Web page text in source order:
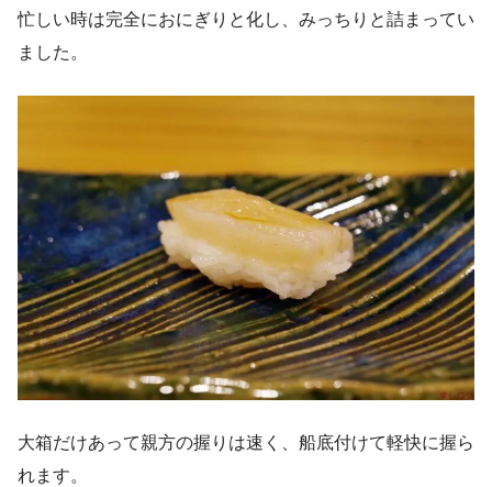
忙しい時は完全におにぎりと化し、みっちりと詰まってい
ました。
大箱だけあって親方の握りは速く、船底付けて軽快に握ら
れます。